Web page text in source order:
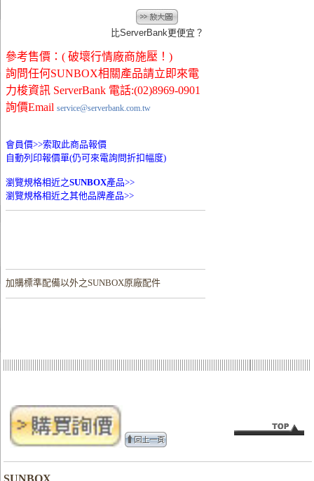
比ServerBank更便宜？
參考售價：( 破壞行情廠商施壓！)
詢問任何SUNBOX相關產品請立即來電
力梭資訊 ServerBank 電話:(02)8969-0901
詢價Email service@serverbank.com.tw
會員價>>索取此商品報價
自動列印報價單(仍可來電詢問折扣幅度)
瀏覽規格相近之SUNBOX產品>>
瀏覽規格相近之其他品牌產品>>
加購標準配備以外之SUNBOX原廠配件